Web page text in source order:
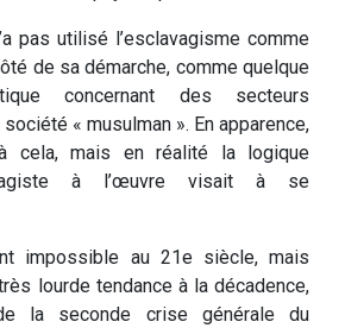
pas utilisé l’esclavagisme comme
de sa démarche, comme quelque
concernant des secteurs
« musulman ». En apparence,
cela, mais en réalité la logique
à l’œuvre visait à se
impossible au 21e siècle, mais
lourde tendance à la décadence,
la seconde crise générale du